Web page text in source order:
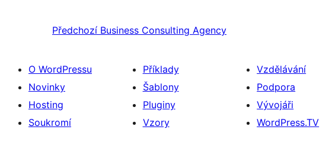
Předchozí Business Consulting Agency
O WordPressu
Novinky
Hosting
Soukromí
Příklady
Šablony
Pluginy
Vzory
Vzdělávání
Podpora
Vývojáři
WordPress.TV